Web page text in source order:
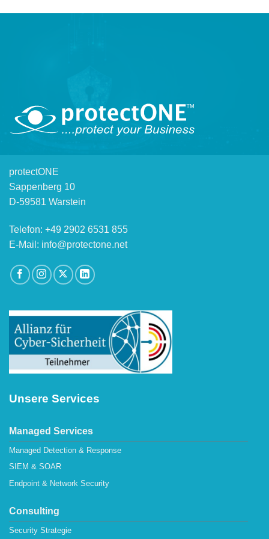
protectONE
Sappenberg 10
D-59581 Warstein
Telefon: +49 2902 6531 855
E-Mail: info@protectone.net
Unsere Services
Managed Services
Managed Detection & Response
SIEM & SOAR
Endpoint & Network Security
Consulting
Security Strategie